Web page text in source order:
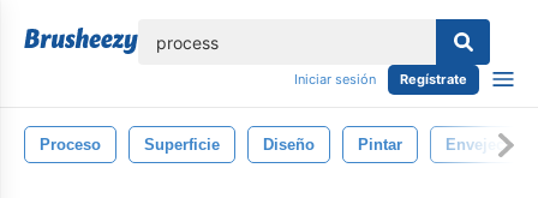
Iniciar sesión Regístrate
Proceso Superficie Diseño Pintar Envejecido